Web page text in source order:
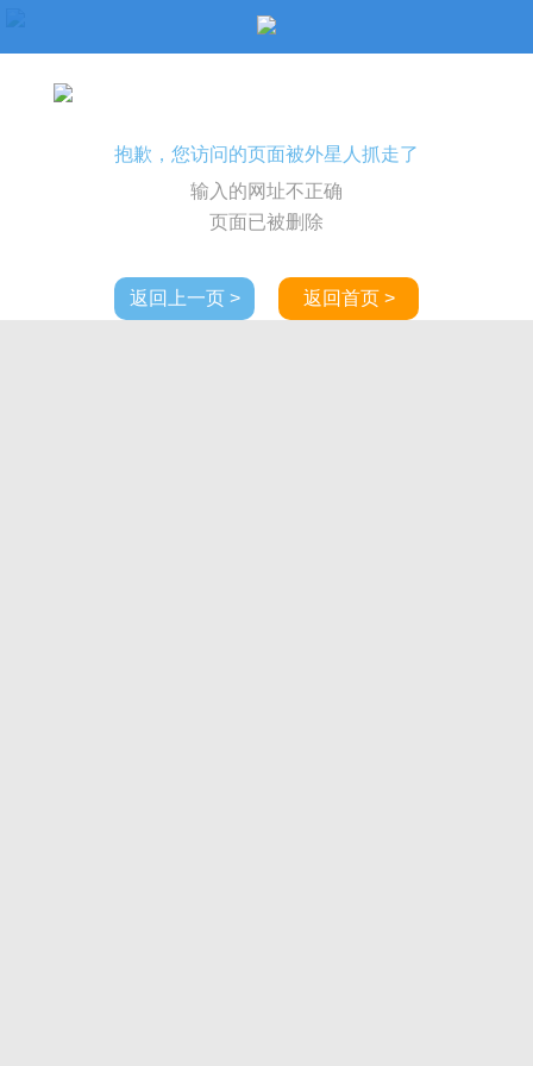
抱歉，您访问的页面被外星人抓走了
输入的网址不正确
页面已被删除
返回上一页 > 返回首页 >